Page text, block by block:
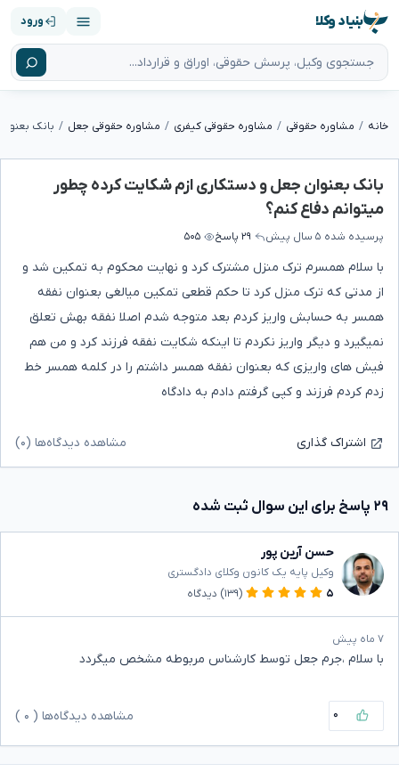
بنیاد وکلا ورود
خانه مشاوره حقوقی مشاوره حقوقی کیفری مشاوره حقوقی جعل
بانک بعنوان جعل و دستکاری ازم شکایت کرده چطور
میتوانم دفاع کنم؟
پرسیده شده ۵ سال پیش ۲۹ پاسخ ۵۰۵
با سلام همسرم ترک منزل مشترک کرد و نهایت محکوم به تمکین شد و
از مدتی که ترک منزل کرد تا حکم قطعی تمکین میالغی بعنوان نفقه
همسر به حسابش واریز کردم بعد متوجه شدم اصلا نفقه بهش تعلق
نمیگیرد و دیگر واریز نکردم تا اینکه شکایت نفقه فرزند کرد و من هم
فیش های واریزی که بعنوان نفقه همسر داشتم را در کلمه همسر خط
زدم کردم فرزند و کپی گرفتم دادم به دادگاه
اشتراک گذاری مشاهده دیدگاه‌ها (۰)
۲۹ پاسخ برای این سوال ثبت شده
حسن آرین پور
وکیل پایه یک کانون وکلای دادگستری
۵
(۱۳۹) دیدگاه
۷ ماه پیش
با سلام ،جرم جعل توسط کارشناس مربوطه مشخص میگردد
۰ مشاهده دیدگاه‌ها ( ۰